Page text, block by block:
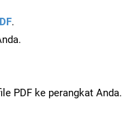
.
PDF ke perangkat Anda.